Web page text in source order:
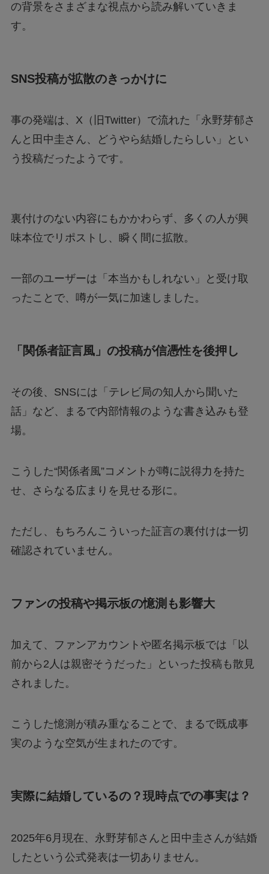
リボーン最終回の意味はどういうこと？ラスト
ジェームズ・ウェストンが京都で死亡？死因は
なぜ？
の背景をさまざまな視点から読み解いていきま
す。
SNS投稿が拡散のきっかけに
事の発端は、X（旧Twitter）で流れた「永野芽郁さ
んと田中圭さん、どうやら結婚したらしい」とい
う投稿だったようです。
裏付けのない内容にもかかわらず、多くの人が興
味本位でリポストし、瞬く間に拡散。
一部のユーザーは「本当かもしれない」と受け取
ったことで、噂が一気に加速しました。
「関係者証言風」の投稿が信憑性を後押し
その後、SNSには「テレビ局の知人から聞いた
話」など、まるで内部情報のような書き込みも登
場。
こうした“関係者風”コメントが噂に説得力を持た
せ、さらなる広まりを見せる形に。
ただし、もちろんこういった証言の裏付けは一切
確認されていません。
ファンの投稿や掲示板の憶測も影響大
加えて、ファンアカウントや匿名掲示板では「以
前から2人は親密そうだった」といった投稿も散見
されました。
こうした憶測が積み重なることで、まるで既成事
実のような空気が生まれたのです。
実際に結婚しているの？現時点での事実は？
2025年6月現在、永野芽郁さんと田中圭さんが結婚
したという公式発表は一切ありません。